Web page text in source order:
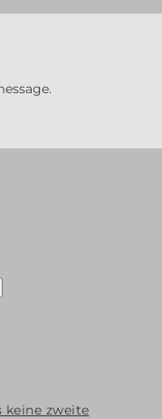
keine zweite